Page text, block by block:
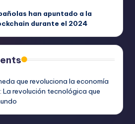
han apuntado a la
durante el 2024
que revoluciona la economía
La revolución tecnológica que